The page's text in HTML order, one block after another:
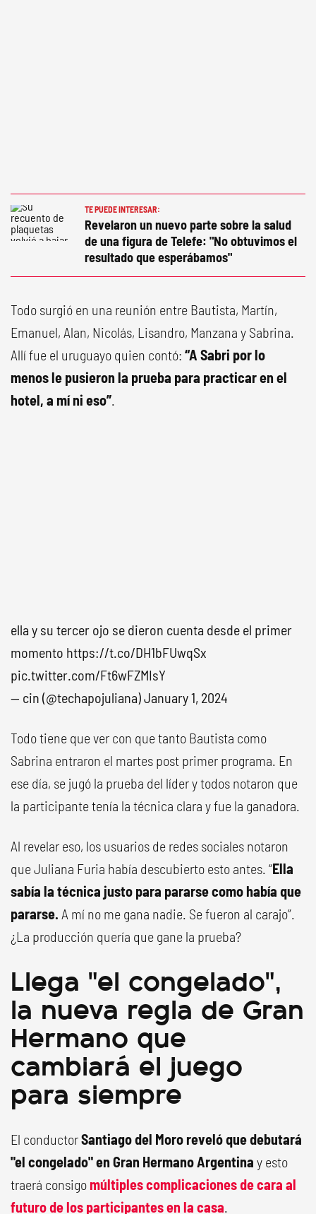
TE PUEDE INTERESAR:
Revelaron un nuevo parte sobre la salud
de una figura de Telefe: "No obtuvimos el
resultado que esperábamos"
Todo surgió en una reunión entre Bautista, Martín,
Emanuel, Alan, Nicolás, Lisandro, Manzana y Sabrina.
Allí fue el uruguayo quien contó: “A Sabri por lo
menos le pusieron la prueba para practicar en el
hotel, a mí ni eso”.
ella y su tercer ojo se dieron cuenta desde el primer
momento https://t.co/DH1bFUwqSx
pic.twitter.com/Ft6wFZMIsY
— cin (@techapojuliana)January 1, 2024
Todo tiene que ver con que tanto Bautista como
Sabrina entraron el martes post primer programa. En
ese día, se jugó la prueba del líder y todos notaron que
la participante tenía la técnica clara y fue la ganadora.
Al revelar eso, los usuarios de redes sociales notaron
que Juliana Furia había descubierto esto antes. “Ella
sabía la técnica justo para pararse como había que
pararse. A mí no me gana nadie. Se fueron al carajo”.
¿La producción quería que gane la prueba?
Llega "el congelado",
la nueva regla de Gran
Hermano que
cambiará el juego
para siempre
El conductorSantiago del Moro reveló que debutará
"el congelado" en Gran Hermano Argentina y esto
traerá consigo múltiples complicaciones de cara al
futuro de los participantes en la casa.